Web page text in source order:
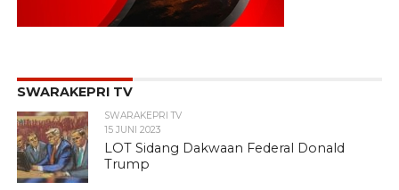
SWARAKEPRI TV
SWARAKEPRI TV
15 JUNI 2023
LOT Sidang Dakwaan Federal Donald
Trump